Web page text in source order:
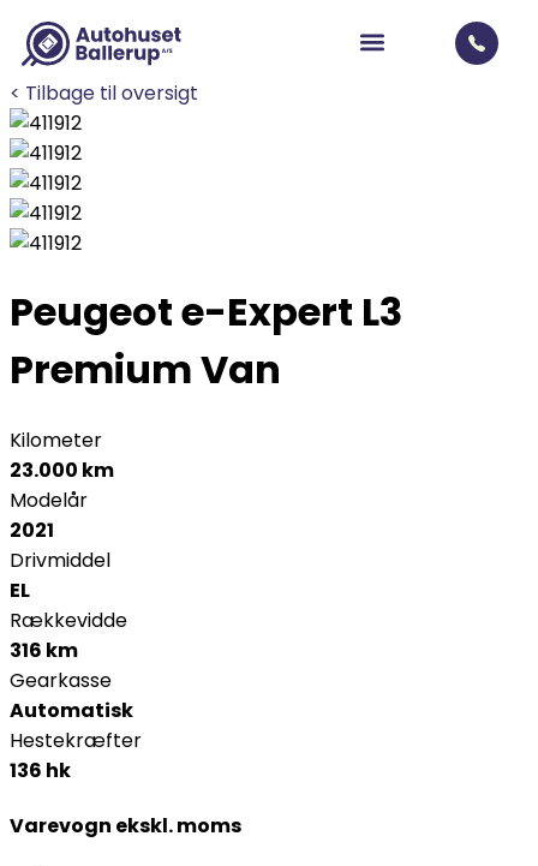
< Tilbage til oversigt
Peugeot e-Expert L3
Premium Van
Kilometer
23.000 km
Modelår
2021
Drivmiddel
EL
Rækkevidde
316 km
Gearkasse
Automatisk
Hestekræfter
136 hk
Varevogn ekskl. moms